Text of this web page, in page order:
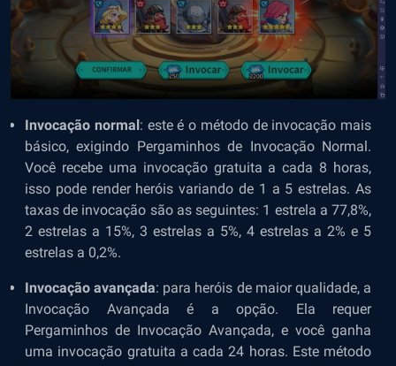
Invocação normal: este é o método de invocação mais
básico, exigindo Pergaminhos de Invocação Normal.
Você recebe uma invocação gratuita a cada 8 horas,
isso pode render heróis variando de 1 a 5 estrelas. As
taxas de invocação são as seguintes: 1 estrela a 77,8%,
2 estrelas a 15%, 3 estrelas a 5%, 4 estrelas a 2% e 5
estrelas a 0,2%.
Invocação avançada: para heróis de maior qualidade, a
Invocação Avançada é a opção. Ela requer
Pergaminhos de Invocação Avançada, e você ganha
uma invocação gratuita a cada 24 horas. Este método